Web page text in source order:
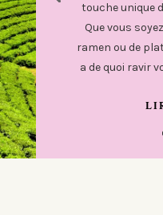
touche unique
Que vous
ramen ou de
a de quoi ravir